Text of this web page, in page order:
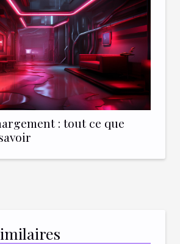
: tout ce que